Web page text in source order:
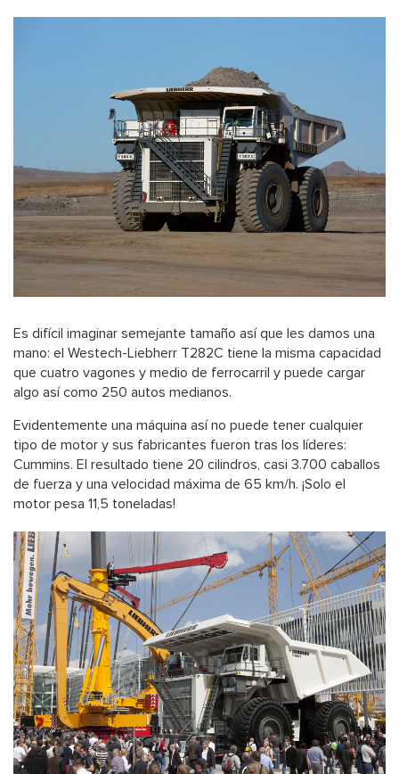
Es difícil imaginar semejante tamaño así que les damos una
mano: el Westech-Liebherr T282C tiene la misma capacidad
que cuatro vagones y medio de ferrocarril y puede cargar
algo así como 250 autos medianos.
Evidentemente una máquina así no puede tener cualquier
tipo de motor y sus fabricantes fueron tras los líderes:
Cummins. El resultado tiene 20 cilindros, casi 3.700 caballos
de fuerza y una velocidad máxima de 65 km/h. ¡Solo el
motor pesa 11,5 toneladas!